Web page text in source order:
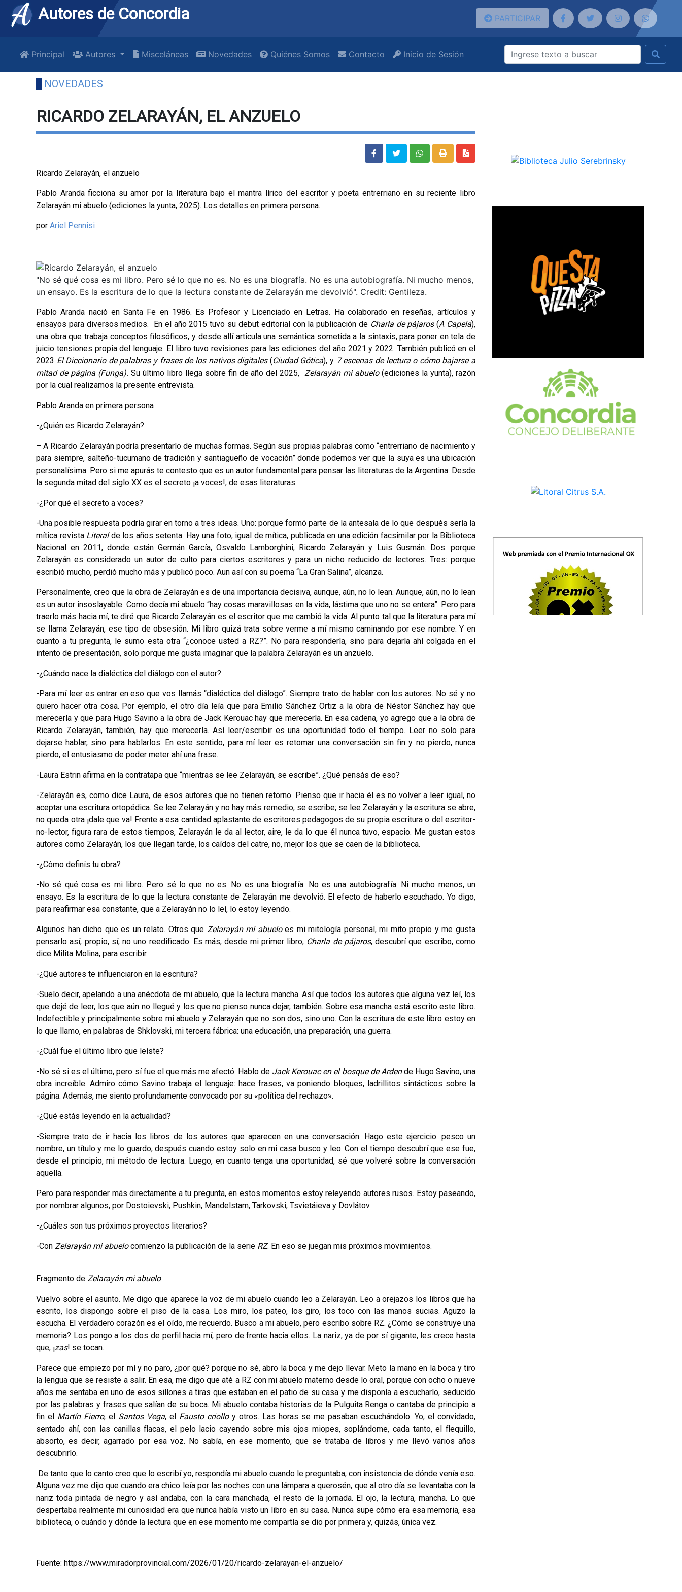
Autores de Concordia PARTICIPAR
Principal Autores Misceláneas Novedades Quiénes Somos Contacto Inicio de Sesión
NOVEDADES
RICARDO ZELARAYÁN, EL ANZUELO
Ricardo Zelarayán, el anzuelo
Pablo Aranda ficciona su amor por la literatura bajo el mantra lírico del escritor y poeta entrerriano en su reciente libro
Zelarayán mi abuelo (ediciones la yunta, 2025). Los detalles en primera persona.
por Ariel Pennisi
"No sé qué cosa es mi libro. Pero sé lo que no es. No es una biografía. No es una autobiografía. Ni mucho menos,
un ensayo. Es la escritura de lo que la lectura constante de Zelarayán me devolvió". Credit: Gentileza.
Pablo Aranda nació en Santa Fe en 1986. Es Profesor y Licenciado en Letras. Ha colaborado en reseñas, artículos y
ensayos para diversos medios. En el año 2015 tuvo su debut editorial con la publicación de Charla de pájaros(A Capela),
una obra que trabaja conceptos filosóficos, y desde allí articula una semántica sometida a la sintaxis, para poner en tela de
juicio tensiones propia del lenguaje. El libro tuvo revisiones para las ediciones del año 2021 y 2022. También publicó en el
2023 El Diccionario de palabras y frases de los nativos digitales(Ciudad Gótica), y 7 escenas de lectura o cómo bajarse a
mitad de página (Funga). Su último libro llega sobre fin de año del 2025, Zelarayán mi abuelo(ediciones la yunta), razón
por la cual realizamos la presente entrevista.
Pablo Aranda en primera persona
-¿Quién es Ricardo Zelarayán?
– A Ricardo Zelarayán podría presentarlo de muchas formas. Según sus propias palabras como “entrerriano de nacimiento y
para siempre, salteño-tucumano de tradición y santiagueño de vocación” donde podemos ver que la suya es una ubicación
personalísima. Pero si me apurás te contesto que es un autor fundamental para pensar las literaturas de la Argentina. Desde
la segunda mitad del siglo XX es el secreto ¡a voces!, de esas literaturas.
-¿Por qué el secreto a voces?
-Una posible respuesta podría girar en torno a tres ideas. Uno: porque formó parte de la antesala de lo que después sería la
mítica revista Literalde los años setenta. Hay una foto, igual de mítica, publicada en una edición facsimilar por la Biblioteca
Nacional en 2011, donde están Germán García, Osvaldo Lamborghini, Ricardo Zelarayán y Luis Gusmán. Dos: porque
Zelarayán es considerado un autor de culto para ciertos escritores y para un nicho reducido de lectores. Tres: porque
escribió mucho, perdió mucho más y publicó poco. Aun así con su poema “La Gran Salina”, alcanza.
Personalmente, creo que la obra de Zelarayán es de una importancia decisiva, aunque, aún, no lo lean. Aunque, aún, no lo lean
es un autor insoslayable. Como decía mi abuelo “hay cosas maravillosas en la vida, lástima que uno no se entera”. Pero para
traerlo más hacia mí, te diré que Ricardo Zelarayán es el escritor que me cambió la vida. Al punto tal que la literatura para mí
se llama Zelarayán, ese tipo de obsesión. Mi libro quizá trata sobre verme a mí mismo caminando por ese nombre. Y en
cuanto a tu pregunta, le sumo esta otra “¿conoce usted a RZ?”. No para responderla, sino para dejarla ahí colgada en el
intento de presentación, solo porque me gusta imaginar que la palabra Zelarayán es un anzuelo.
-¿Cuándo nace la dialéctica del diálogo con el autor?
-Para mí leer es entrar en eso que vos llamás “dialéctica del diálogo”. Siempre trato de hablar con los autores. No sé y no
quiero hacer otra cosa. Por ejemplo, el otro día leía que para Emilio Sánchez Ortiz a la obra de Néstor Sánchez hay que
merecerla y que para Hugo Savino a la obra de Jack Kerouac hay que merecerla. En esa cadena, yo agrego que a la obra de
Ricardo Zelarayán, también, hay que merecerla. Así leer/escribir es una oportunidad todo el tiempo. Leer no solo para
dejarse hablar, sino para hablarlos. En este sentido, para mí leer es retomar una conversación sin fin y no pierdo, nunca
pierdo, el entusiasmo de poder meter ahí una frase.
-Laura Estrin afirma en la contratapa que “mientras se lee Zelarayán, se escribe”. ¿Qué pensás de eso?
-Zelarayán es, como dice Laura, de esos autores que no tienen retorno. Pienso que ir hacia él es no volver a leer igual, no
aceptar una escritura ortopédica. Se lee Zelarayán y no hay más remedio, se escribe; se lee Zelarayán y la escritura se abre,
no queda otra ¡dale que va! Frente a esa cantidad aplastante de escritores pedagogos de su propia escritura o del escritor-
no-lector, figura rara de estos tiempos, Zelarayán le da al lector, aire, le da lo que él nunca tuvo, espacio. Me gustan estos
autores como Zelarayán, los que llegan tarde, los caídos del catre, no, mejor los que se caen de la biblioteca.
-¿Cómo definís tu obra?
-No sé qué cosa es mi libro. Pero sé lo que no es. No es una biografía. No es una autobiografía. Ni mucho menos, un
ensayo. Es la escritura de lo que la lectura constante de Zelarayán me devolvió. El efecto de haberlo escuchado. Yo digo,
para reafirmar esa constante, que a Zelarayán no lo leí, lo estoy leyendo.
Algunos han dicho que es un relato. Otros que Zelarayán mi abueloes mi mitología personal, mi mito propio y me gusta
pensarlo así, propio, sí, no uno reedificado. Es más, desde mi primer libro, Charla de pájaros, descubrí que escribo, como
dice Milita Molina, para escribir.
-¿Qué autores te influenciaron en la escritura?
-Suelo decir, apelando a una anécdota de mi abuelo, que la lectura mancha. Así que todos los autores que alguna vez leí, los
que dejé de leer, los que aún no llegué y los que no pienso nunca dejar, también. Sobre esa mancha está escrito este libro.
Indefectible y principalmente sobre mi abuelo y Zelarayán que no son dos, sino uno. Con la escritura de este libro estoy en
lo que llamo, en palabras de Shklovski, mi tercera fábrica: una educación, una preparación, una guerra.
-¿Cuál fue el último libro que leíste?
-No sé si es el último, pero sí fue el que más me afectó. Hablo de Jack Kerouac en el bosque de Ardende Hugo Savino, una
obra increíble. Admiro cómo Savino trabaja el lenguaje: hace frases, va poniendo bloques, ladrillitos sintácticos sobre la
página. Además, me siento profundamente convocado por su «política del rechazo».
-¿Qué estás leyendo en la actualidad?
-Siempre trato de ir hacia los libros de los autores que aparecen en una conversación. Hago este ejercicio: pesco un
nombre, un título y me lo guardo, después cuando estoy solo en mi casa busco y leo. Con el tiempo descubrí que ese fue,
desde el principio, mi método de lectura. Luego, en cuanto tenga una oportunidad, sé que volveré sobre la conversación
aquella.
Pero para responder más directamente a tu pregunta, en estos momentos estoy releyendo autores rusos. Estoy paseando,
por nombrar algunos, por Dostoievski, Pushkin, Mandelstam, Tarkovski, Tsvietáieva y Dovlátov.
-¿Cuáles son tus próximos proyectos literarios?
-Con Zelarayán mi abuelocomienzo la publicación de la serie RZ. En eso se juegan mis próximos movimientos.
Fragmento de Zelarayán mi abuelo
Vuelvo sobre el asunto. Me digo que aparece la voz de mi abuelo cuando leo a Zelarayán. Leo a orejazos los libros que ha
escrito, los dispongo sobre el piso de la casa. Los miro, los pateo, los giro, los toco con las manos sucias. Aguzo la
escucha. El verdadero corazón es el oído, me recuerdo. Busco a mi abuelo, pero escribo sobre RZ. ¿Cómo se construye una
memoria? Los pongo a los dos de perfil hacia mí, pero de frente hacia ellos. La nariz, ya de por sí gigante, les crece hasta
que, ¡zas! se tocan.
Parece que empiezo por mí y no paro, ¿por qué? porque no sé, abro la boca y me dejo llevar. Meto la mano en la boca y tiro
la lengua que se resiste a salir. En esa, me digo que até a RZ con mi abuelo materno desde lo oral, porque con ocho o nueve
años me sentaba en uno de esos sillones a tiras que estaban en el patio de su casa y me disponía a escucharlo, seducido
por las palabras y frases que salían de su boca. Mi abuelo contaba historias de la Pulguita Renga o cantaba de principio a
fin el Martín Fierro, el Santos Vega, el Fausto criolloy otros. Las horas se me pasaban escuchándolo. Yo, el convidado,
sentado ahí, con las canillas flacas, el pelo lacio cayendo sobre mis ojos miopes, soplándome, cada tanto, el flequillo,
absorto, es decir, agarrado por esa voz. No sabía, en ese momento, que se trataba de libros y me llevó varios años
descubrirlo.
De tanto que lo canto creo que lo escribí yo, respondía mi abuelo cuando le preguntaba, con insistencia de dónde venía eso.
Alguna vez me dijo que cuando era chico leía por las noches con una lámpara a querosén, que al otro día se levantaba con la
nariz toda pintada de negro y así andaba, con la cara manchada, el resto de la jornada. El ojo, la lectura, mancha. Lo que
despertaba realmente mi curiosidad era que nunca había visto un libro en su casa. Nunca supe cómo era esa memoria, esa
biblioteca, o cuándo y dónde la lectura que en ese momento me compartía se dio por primera y, quizás, única vez.
Fuente: https://www.miradorprovincial.com/2026/01/20/ricardo-zelarayan-el-anzuelo/